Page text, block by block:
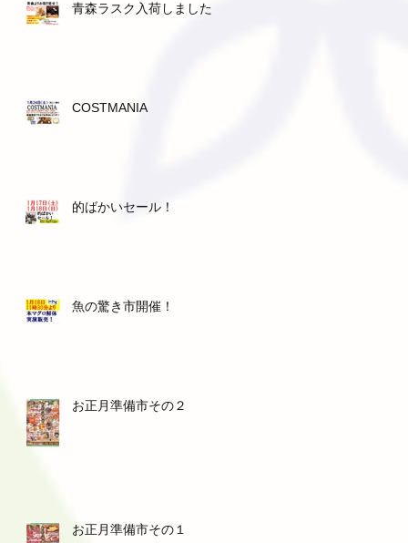
青森ラスク入荷しました！
COSTMANIA
的ばかいセール！
魚の驚き市開催！
お正月準備市その２
お正月準備市その１